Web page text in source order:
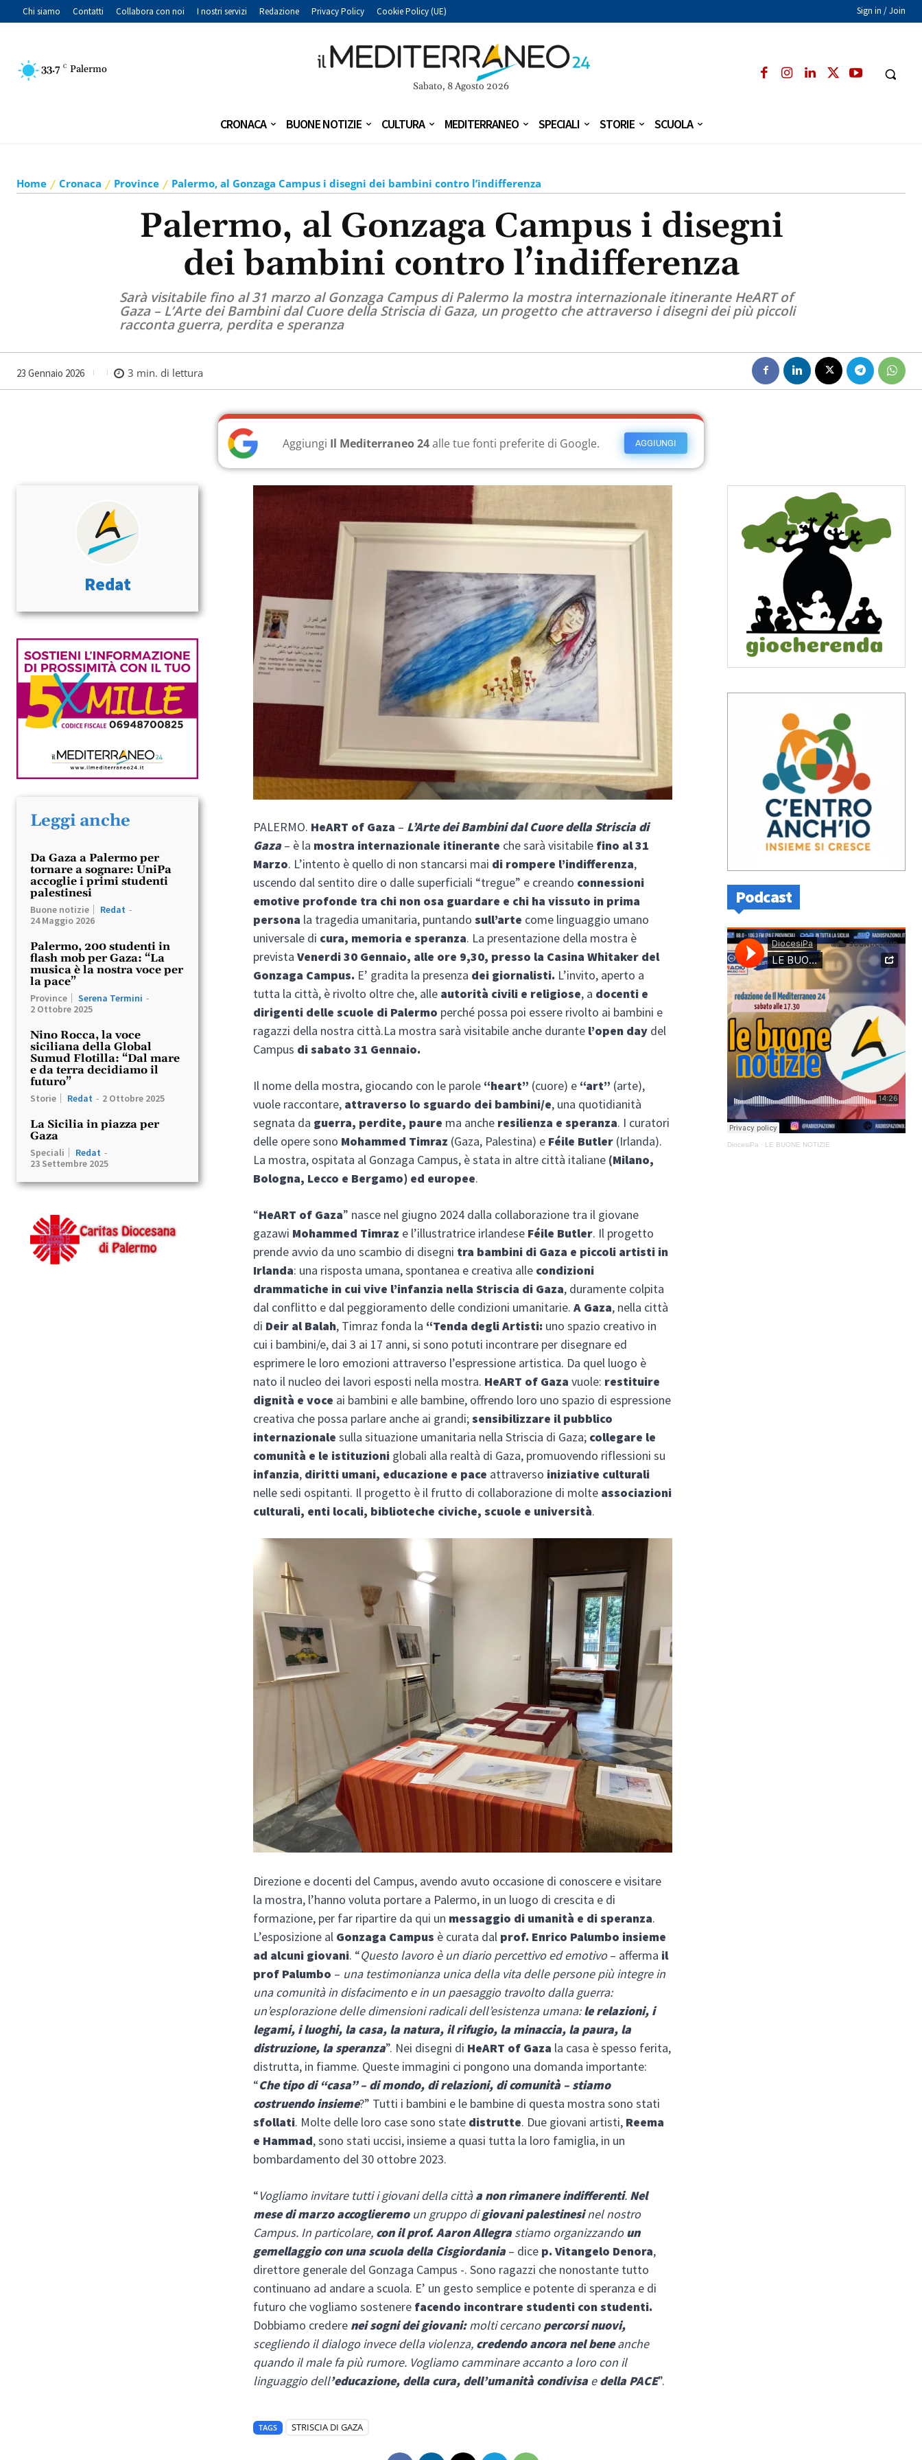
Chi siamo Contatti Collabora con noi I nostri servizi Redazione Privacy Policy Cookie Policy (UE) Sign in / Join
33.7 C Palermo
Sabato, 8 Agosto 2026
CRONACA BUONE NOTIZIE CULTURA MEDITERRANEO SPECIALI STORIE SCUOLA
Home Cronaca Province Palermo, al Gonzaga Campus i disegni dei bambini contro l’indifferenza
Palermo, al Gonzaga Campus i disegni
dei bambini contro l’indifferenza
Sarà visitabile fino al 31 marzo al Gonzaga Campus di Palermo la mostra internazionale itinerante HeART of
Gaza – L’Arte dei Bambini dal Cuore della Striscia di Gaza, un progetto che attraverso i disegni dei più piccoli
racconta guerra, perdita e speranza
23 Gennaio 2026 3 min. di lettura
AGGIUNGI
Aggiungi Il Mediterraneo 24alle tue fonti preferite di Google.
Redat
Leggi anche
Da Gaza a Palermo per
tornare a sognare: UniPa
accoglie i primi studenti
palestinesi
Buone notizie Redat -
24 Maggio 2026
Palermo, 200 studenti in
flash mob per Gaza: “La
musica è la nostra voce per
la pace”
Province Serena Termini -
2 Ottobre 2025
Nino Rocca, la voce
siciliana della Global
Sumud Flotilla: “Dal mare
e da terra decidiamo il
futuro”
Storie Redat - 2 Ottobre 2025
La Sicilia in piazza per
Gaza
Speciali Redat -
23 Settembre 2025
PALERMO. HeART of Gaza – L’Arte dei Bambini dal Cuore della Striscia di
Gaza– è la mostra internazionale itinerante che sarà visitabile fino al 31
Marzo. L’intento è quello di non stancarsi mai di rompere l’indifferenza,
uscendo dal sentito dire o dalle superficiali “tregue” e creando connessioni
emotive profonde tra chi non osa guardare e chi ha vissuto in prima
persona la tragedia umanitaria, puntandosull’arte come linguaggio umano
universale di cura, memoria e speranza. La presentazione della mostra è
previstaVenerdi 30 Gennaio, alle ore 9,30, presso la Casina Whitaker del
Gonzaga Campus. E’ gradita la presenza dei giornalisti. L’invito, aperto a
tutta la città, è rivolto oltre che, alle autorità civili e religiose, a docenti e
dirigenti delle scuole di Palermo perché possa poi essere rivolto ai bambini e
ragazzi della nostra città.La mostra sarà visitabile anche durante l’open day del
Campus di sabato 31 Gennaio.
Il nome della mostra, giocando con le parole “heart” (cuore) e “art” (arte),
vuole raccontare, attraverso lo sguardo dei bambini/e, una quotidianità
segnata da guerra, perdite, paure ma anche resilienza e speranza. I curatori
delle opere sono Mohammed Timraz (Gaza, Palestina) e Féile Butler (Irlanda).
La mostra, ospitata al Gonzaga Campus, è stata in altre città italiane (Milano,
Bologna, Lecco e Bergamo) ed europee.
“HeART of Gaza” nasce nel giugno 2024 dalla collaborazione tra il giovane
gazawi Mohammed Timraz e l’illustratrice irlandese Féile Butler. Il progetto
prende avvio da uno scambio di disegni tra bambini di Gaza e piccoli artisti in
Irlanda: una risposta umana, spontanea e creativa alle condizioni
drammatiche in cui vive l’infanzia nella Striscia di Gaza, duramente colpita
dal conflitto e dal peggioramento delle condizioni umanitarie.A Gaza, nella città
di Deir al Balah, Timraz fonda la “Tenda degli Artisti: uno spazio creativo in
cui i bambini/e, dai 3 ai 17 anni, si sono potuti incontrare per disegnare ed
esprimere le loro emozioni attraverso l’espressione artistica. Da quel luogo è
nato il nucleo dei lavori esposti nella mostra. HeART of Gaza vuole: restituire
dignità e voce ai bambini e alle bambine, offrendo loro uno spazio di espressione
creativa che possa parlare anche ai grandi;sensibilizzare il pubblico
internazionale sulla situazione umanitaria nella Striscia di Gaza; collegare le
comunità e le istituzioni globali alla realtà di Gaza, promuovendo riflessioni su
infanzia, diritti umani, educazione e pace attraverso iniziative culturali
nelle sedi ospitanti. Il progetto è il frutto di collaborazione di molte associazioni
culturali, enti locali, biblioteche civiche, scuole e università.
Direzione e docenti del Campus, avendo avuto occasione di conoscere e visitare
la mostra, l’hanno voluta portare a Palermo, in un luogo di crescita e di
formazione, per far ripartire da qui un messaggio di umanità e di speranza.
L’esposizione al Gonzaga Campus è curata dal prof. Enrico Palumbo insieme
ad alcuni giovani. “Questo lavoro è un diario percettivo ed emotivo– afferma il
prof Palumbo – una testimonianza unica della vita delle persone più integre in
una comunità in disfacimento e in un paesaggio travolto dalla guerra:
un’esplorazione delle dimensioni radicali dell’esistenza umana:le relazioni, i
legami, i luoghi, la casa, la natura, il rifugio, la minaccia, la paura, la
distruzione, la speranza”. Nei disegni di HeART of Gaza la casa è spesso ferita,
distrutta, in fiamme. Queste immagini ci pongono una domanda importante:
“Che tipo di “casa” – di mondo, di relazioni, di comunità – stiamo
costruendo insieme?” Tutti i bambini e le bambine di questa mostra sono stati
sfollati. Molte delle loro case sono state distrutte. Due giovani artisti, Reema
e Hammad, sono stati uccisi, insieme a quasi tutta la loro famiglia, in un
bombardamento del 30 ottobre 2023.
“Vogliamo invitare tutti i giovani della cittàa non rimanere indifferenti. Nel
mese di marzo accoglieremoun gruppo digiovani palestinesinel nostro
Campus. In particolare, con il prof. Aaron Allegrastiamo organizzandoun
gemellaggio con una scuola della Cisgiordania– dice p. Vitangelo Denora,
direttore generale del Gonzaga Campus -. Sono ragazzi che nonostante tutto
continuano ad andare a scuola. E’ un gesto semplice e potente di speranza e di
futuro che vogliamo sostenere facendo incontrare studenti con studenti.
Dobbiamo credere nei sogni dei giovani:molti cercanopercorsi nuovi,
scegliendo il dialogo invece della violenza, credendo ancora nel beneanche
quando il male fa più rumore. Vogliamo camminare accanto a loro con il
linguaggio dell’educazione, della cura, dell’umanità condivisaedella PACE”.
TAGS STRISCIA DI GAZA
Podcast
DiocesiPa · LE BUONE NOTIZIE